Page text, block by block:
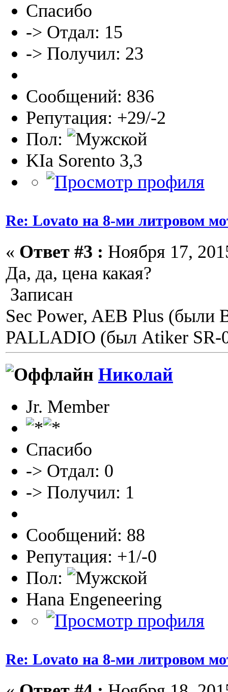
Спасибо
-> Отдал: 15
-> Получил: 23
Сообщений: 836
Репутация: +29/-2
Пол:
KIa Sorento 3,3
Re: Lovato на 8-ми литровом
« Ответ #3 : Ноября 17,
Да, да, цена какая?
Записан
Sec Power, AEB Plus (были
PALLADIO (был Atiker SR-
Николай
Jr. Member
Спасибо
-> Отдал: 0
-> Получил: 1
Сообщений: 88
Репутация: +1/-0
Пол:
Hana Engeneering
Re: Lovato на 8-ми литровом